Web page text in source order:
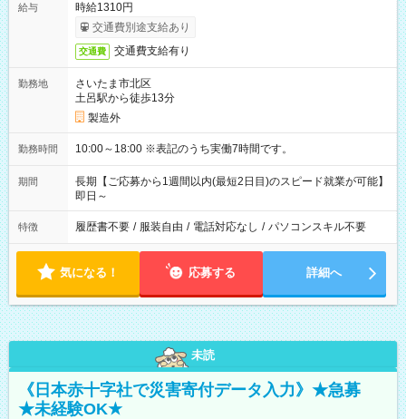
給与
時給1310円
交通費別途支給あり
交通費 交通費支給有り
勤務地
さいたま市北区
土呂駅から徒歩13分
製造外
勤務時間 10:00～18:00 ※表記のうち実働7時間です。
期間
長期【ご応募から1週間以内(最短2日目)のスピード就業が可能】
即日～
特徴 履歴書不要 / 服装自由 / 電話対応なし / パソコンスキル不要
気になる！ 応募する 詳細へ
未読
《日本赤十字社で災害寄付データ入力》★急募
★未経験OK★